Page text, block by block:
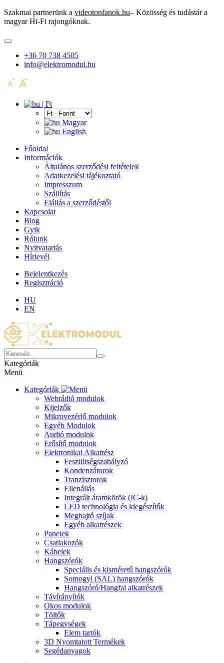
Szakmai partnerünk a videotonfanok.hu– Közösség és tudástár a
magyar Hi-Fi rajongóknak.
+36 70 738 4505
info@elektromodul.hu
| Ft
Magyar
English
Főoldal
Információk
Általános szerződési feltételek
Adatkezelési tájékoztató
Impresszum
Szállítás
Elállás a szerződéstől
Kapcsolat
Blog
Gyik
Rólunk
Nyitvatartás
Hírlevél
Bejelentkezés
Regisztráció
HU
EN
Kategóriák
Menü
Kategóriák
Webrádió modulok
Kijelzők
Mikrovezérlő modulok
Egyéb Modulok
Audió modulok
Erősítő modulok
Elektronikai Alkatrész
Feszültségszabályzó
Kondenzátorok
Tranzisztorok
Ellenállás
Integrált áramkörök (IC-k)
LED technológia és kiegészítők
Meghajtó szíjak
Egyéb alkatrészek
Panelek
Csatlakozók
Kábelek
Hangszórók
Speciális és kisméretű hangszórók
Somogyi (SAL) hangszórók
Hangszóró/Hangfal alkatrészek
Távírányítók
Okos modulok
Töltők
Tápegységek
Elem tartók
3D Nyomtatott Termékek
Segédanyagok